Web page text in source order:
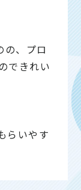
の、プロ
できれい
らいやす